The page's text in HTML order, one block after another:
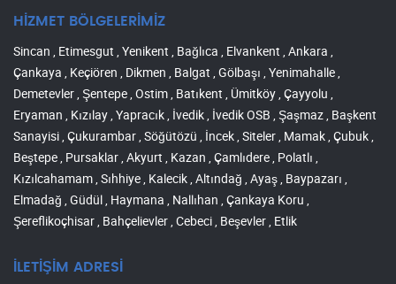
HİZMET BÖLGELERİMİZ
Sincan , Etimesgut , Yenikent , Bağlıca , Elvankent , Ankara ,
Çankaya , Keçiören , Dikmen , Balgat , Gölbaşı , Yenimahalle ,
Demetevler , Şentepe , Ostim , Batıkent , Ümitköy , Çayyolu ,
Eryaman , Kızılay , Yapracık , İvedik , İvedik OSB , Şaşmaz , Başkent
Sanayisi , Çukurambar , Söğütözü , İncek , Siteler , Mamak , Çubuk ,
Beştepe , Pursaklar , Akyurt , Kazan , Çamlıdere , Polatlı ,
Kızılcahamam , Sıhhiye , Kalecik , Altındağ , Ayaş , Baypazarı ,
Elmadağ , Güdül , Haymana , Nallıhan , Çankaya Koru ,
Şereflikoçhisar , Bahçelievler , Cebeci , Beşevler , Etlik
İLETİŞİM ADRESİ